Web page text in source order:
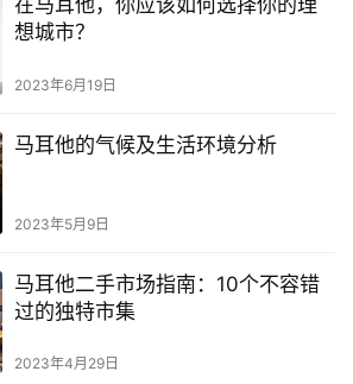
在马耳他，你应该如何选择你的理
想城市？
2023年6月19日
马耳他的气候及生活环境分析
2023年5月9日
马耳他二手市场指南：10个不容错
过的独特市集
2023年4月29日